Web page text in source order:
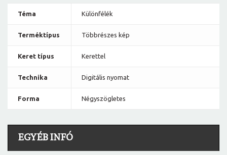
Téma Különfélék
Terméktípus Többrészes kép
Keret típus Kerettel
Technika Digitális nyomat
Forma Négyszögletes
EGYÉB INFÓ